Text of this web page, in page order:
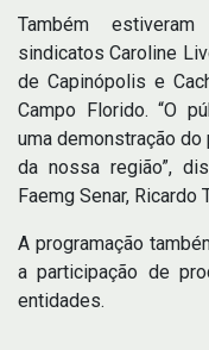
Também
sindicatos Caroline
de Capinópolis e
Campo Florido. “O
uma demonstração
da nossa região”,
Faemg Senar, Ricardo
A programação
a participação de
entidades.